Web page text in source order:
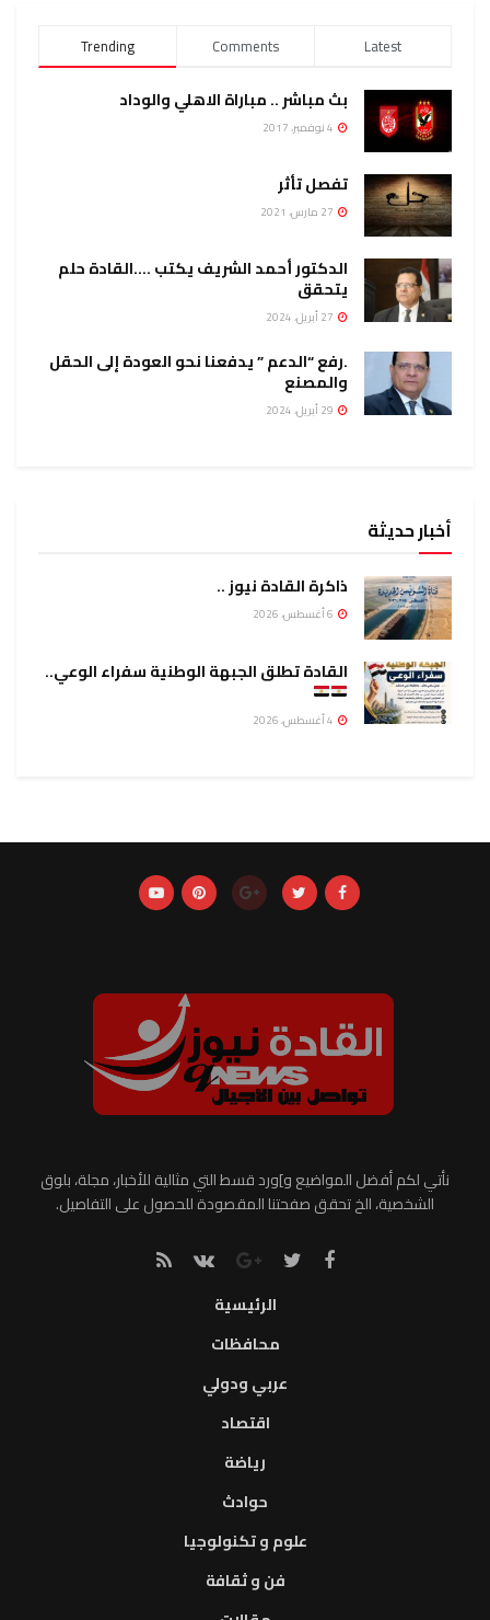
Trending Comments Latest
بث مباشر .. مباراة الاهلي والوداد
تفصل تأثر
الدكتور أحمد الشريف يكتب ….القادة حلم
يتحقق
.رفع “الدعم ” يدفعنا نحو العودة إلى الحقل
والمصنع
أخبار حديثة
ذاكرة القادة نيوز ..
القادة تطلق الجبهة الوطنية سفراء الوعي..
نأتي لكم أفضل المواضيع و]ورد قسط التي مثالية للأخبار، مجلة، بلوق
الشخصية، الخ تحقق صفحتنا المقصودة للحصول على التفاصيل.
الرئيسية
محافظات
عربي ودولي
اقتصاد
رياضة
حوادث
علوم و تكنولوجيا
فن و ثقافة